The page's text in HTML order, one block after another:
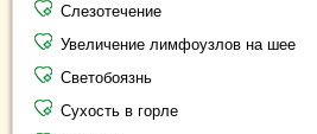
Слезотечение
Увеличение лимфоузлов на шее
Светобоязнь
Сухость в горле